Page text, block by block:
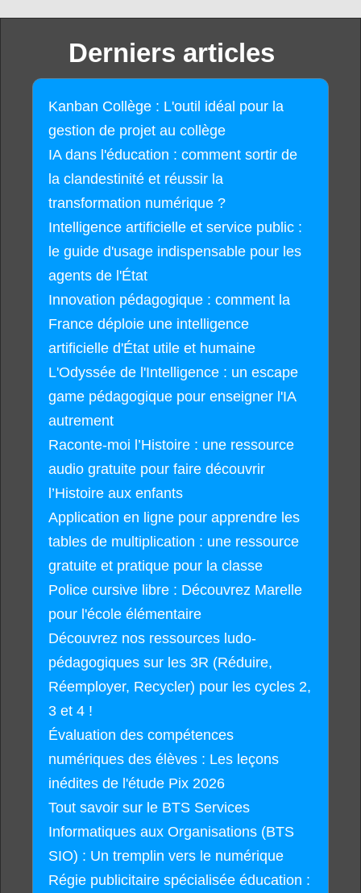
Derniers articles
Kanban Collège : L'outil idéal pour la
gestion de projet au collège
IA dans l'éducation : comment sortir de
la clandestinité et réussir la
transformation numérique ?
Intelligence artificielle et service public :
le guide d'usage indispensable pour les
agents de l'État
Innovation pédagogique : comment la
France déploie une intelligence
artificielle d'État utile et humaine
L'Odyssée de l'Intelligence : un escape
game pédagogique pour enseigner l'IA
autrement
Raconte-moi l’Histoire : une ressource
audio gratuite pour faire découvrir
l’Histoire aux enfants
Application en ligne pour apprendre les
tables de multiplication : une ressource
gratuite et pratique pour la classe
Police cursive libre : Découvrez Marelle
pour l'école élémentaire
Découvrez nos ressources ludo-
pédagogiques sur les 3R (Réduire,
Réemployer, Recycler) pour les cycles 2,
3 et 4 !
Évaluation des compétences
numériques des élèves : Les leçons
inédites de l'étude Pix 2026
Tout savoir sur le BTS Services
Informatiques aux Organisations (BTS
SIO) : Un tremplin vers le numérique
Régie publicitaire spécialisée éducation :